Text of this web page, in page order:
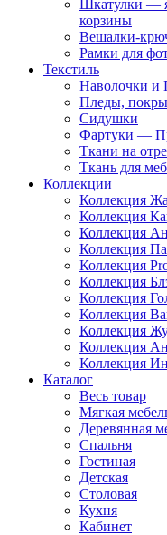
Шкатулки —
корзины
Вешалки-
Рамки для
Текстиль
Наволочки и
Пледы,
Сидушки
Фартуки —
Ткани на
Ткань для
Коллекции
Коллекция
Коллекция
Коллекция
Коллекция
Коллекция
Коллекция
Коллекция
Коллекция
Коллекция
Коллекция
Коллекция
Каталог
Весь товар
Мягкая
Деревянная
Спальня
Гостиная
Детская
Столовая
Кухня
Кабинет